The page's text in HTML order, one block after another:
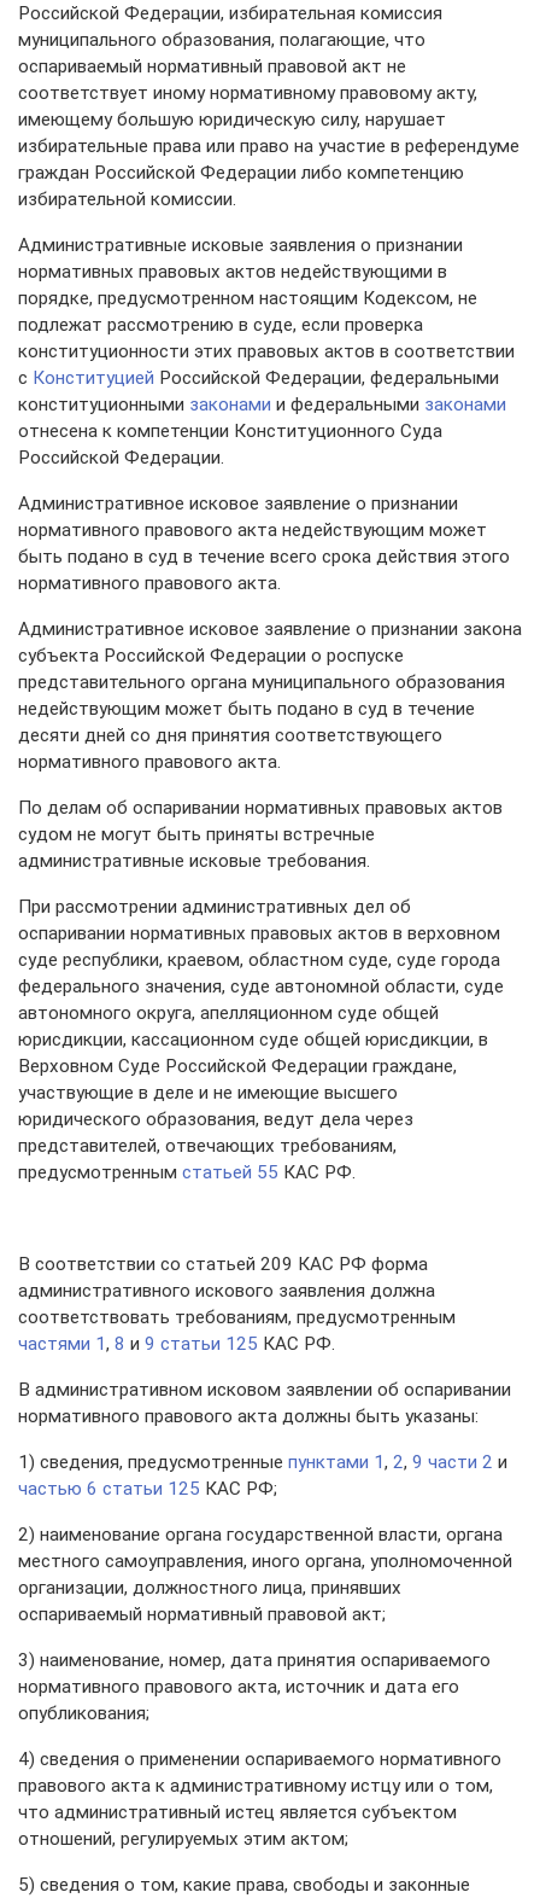
Российской Федерации, избирательная комиссия
муниципального образования, полагающие, что
оспариваемый нормативный правовой акт не
соответствует иному нормативному правовому акту,
имеющему большую юридическую силу, нарушает
избирательные права или право на участие в референдуме
граждан Российской Федерации либо компетенцию
избирательной комиссии.
Административные исковые заявления о признании
нормативных правовых актов недействующими в
порядке, предусмотренном настоящим Кодексом, не
подлежат рассмотрению в суде, если проверка
конституционности этих правовых актов в соответствии
с Конституцией Российской Федерации, федеральными
конституционными законами и федеральными законами
отнесена к компетенции Конституционного Суда
Российской Федерации.
Административное исковое заявление о признании
нормативного правового акта недействующим может
быть подано в суд в течение всего срока действия этого
нормативного правового акта.
Административное исковое заявление о признании закона
субъекта Российской Федерации о роспуске
представительного органа муниципального образования
недействующим может быть подано в суд в течение
десяти дней со дня принятия соответствующего
нормативного правового акта.
По делам об оспаривании нормативных правовых актов
судом не могут быть приняты встречные
административные исковые требования.
При рассмотрении административных дел об
оспаривании нормативных правовых актов в верховном
суде республики, краевом, областном суде, суде города
федерального значения, суде автономной области, суде
автономного округа, апелляционном суде общей
юрисдикции, кассационном суде общей юрисдикции, в
Верховном Суде Российской Федерации граждане,
участвующие в деле и не имеющие высшего
юридического образования, ведут дела через
представителей, отвечающих требованиям,
предусмотренным статьей 55 КАС РФ.
В соответствии со статьей 209 КАС РФ форма
административного искового заявления должна
соответствовать требованиям, предусмотренным
частями 1, 8 и 9 статьи 125 КАС РФ.
В административном исковом заявлении об оспаривании
нормативного правового акта должны быть указаны:
1) сведения, предусмотренные пунктами 1, 2, 9 части 2 и
частью 6 статьи 125 КАС РФ;
2) наименование органа государственной власти, органа
местного самоуправления, иного органа, уполномоченной
организации, должностного лица, принявших
оспариваемый нормативный правовой акт;
3) наименование, номер, дата принятия оспариваемого
нормативного правового акта, источник и дата его
опубликования;
4) сведения о применении оспариваемого нормативного
правового акта к административному истцу или о том,
что административный истец является субъектом
отношений, регулируемых этим актом;
5) сведения о том, какие права, свободы и законные